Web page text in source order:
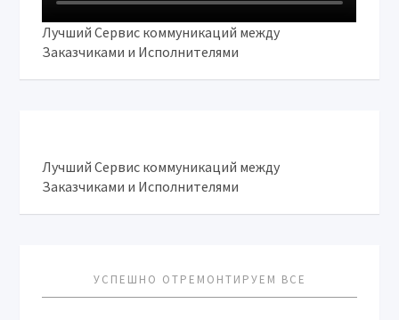
Лучший Сервис коммуникаций между
Заказчиками и Исполнителями
Лучший Сервис коммуникаций между
Заказчиками и Исполнителями
УСПЕШНО ОТРЕМОНТИРУЕМ ВСЕ